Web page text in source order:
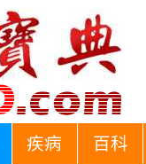
疾病 百科